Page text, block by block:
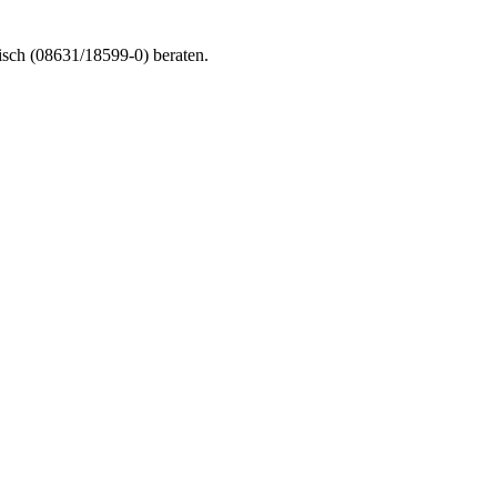
(08631/18599-0) beraten.